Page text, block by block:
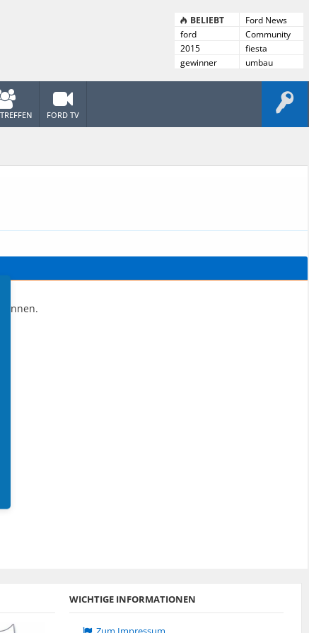
BELIEBT
Ford News
ford
Community
News
2015
fiesta
gewinner
umbau
FORD TV
WICHTIGE INFORMATIONEN